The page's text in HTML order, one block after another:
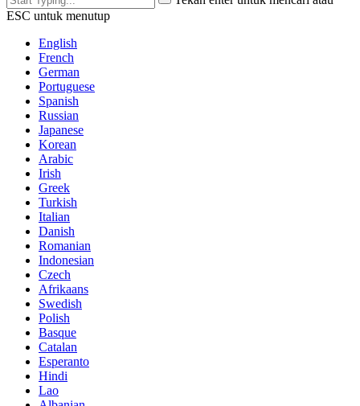
ESC untuk menutup
English
French
German
Portuguese
Spanish
Russian
Japanese
Korean
Arabic
Irish
Greek
Turkish
Italian
Danish
Romanian
Indonesian
Czech
Afrikaans
Swedish
Polish
Basque
Catalan
Esperanto
Hindi
Lao